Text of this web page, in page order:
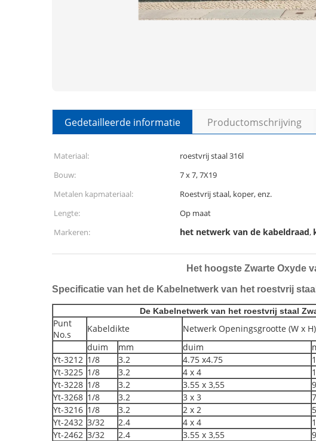
Gedetailleerde informatie Productomschrijving
Materiaal: roestvrij staal 316l
Bouw:
7 x 7, 7X19
Metalen kapmateriaal:
Roestvrij staal, koper, enz.
Lengte:
Op maat
Markeren:
het netwerk van de kabeldraad,
Het hoogste Zwarte Oxyde
Specificatie van het de Kabelnetwerk van het roestvrij
De Kabelnetwerk van het roestvrij staal
Punt
No.s
Kabeldikte Netwerk Openingsgrootte (W x H)
duim
mm duim
Yt-3212 1/8 3.2 4.75 x4.75
Yt-3225 1/8 3.2 4 x 4
Yt-3228 1/8 3.2 3.55 x 3,55
Yt-3268 1/8 3.2 3 x 3
Yt-3216 1/8 3.2 2 x 2
Yt-2432 3/32 2.4 4 x 4
Yt-2462 3/32 2.4 3.55 x 3,55